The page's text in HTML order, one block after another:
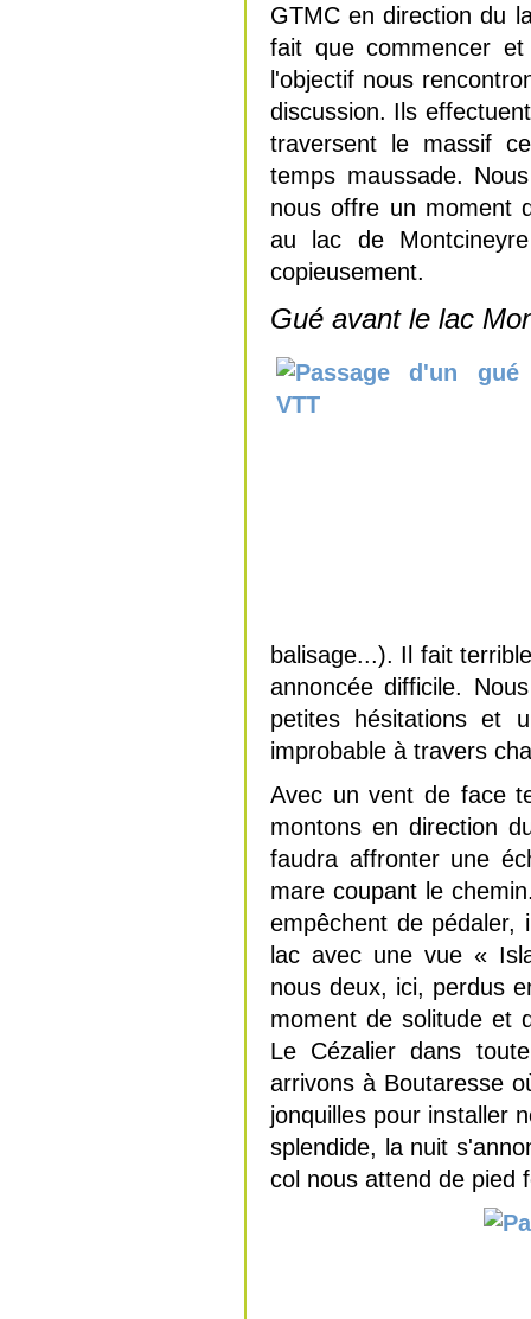
GTMC en direction du
fait que commencer
l'objectif nous
discussion. Ils
traversent le massif
temps maussade.
nous offre un moment
au lac de
copieusement.
Gué avant le lac
balisage...). Il fait
annoncée difficile.
petites hésitations et
improbable à travers
Avec un vent de face
montons en direction
faudra affronter une
mare coupant le
empêchent de
lac avec une vue «
nous deux, ici, perdus
moment de solitude et
Le Cézalier dans
arrivons à Boutaresse
jonquilles pour installer
splendide, la nuit
col nous attend de pied